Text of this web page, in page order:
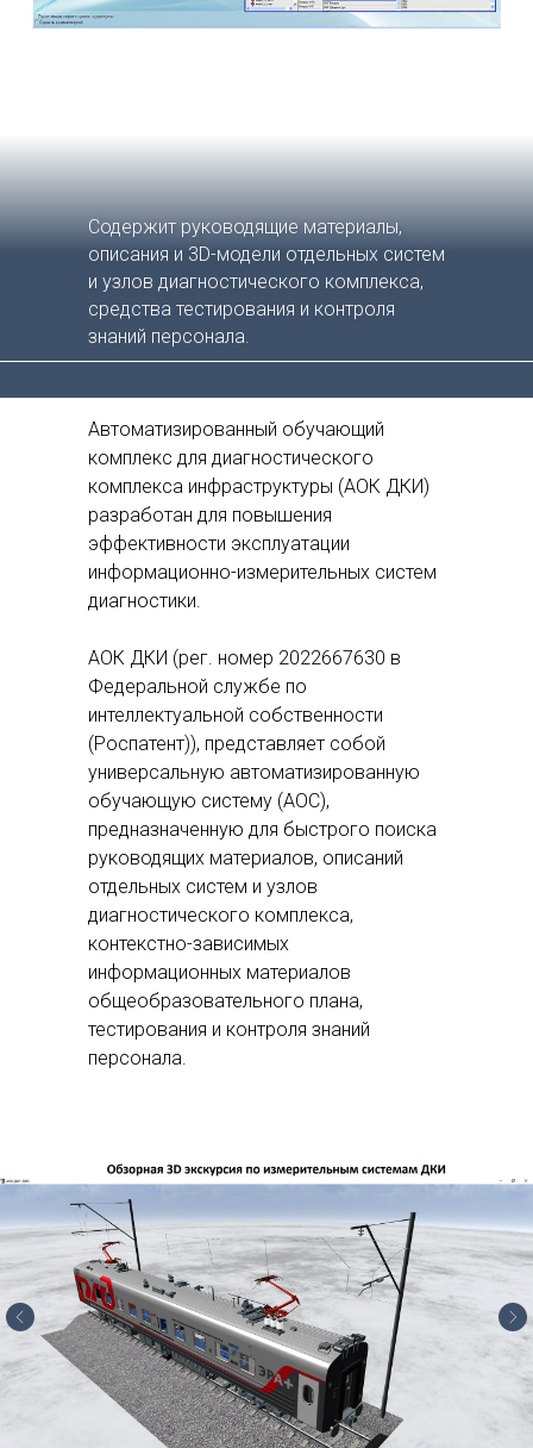
Содержит руководящие материалы,
описания и 3D-модели отдельных систем
и узлов диагностического комплекса,
средства тестирования и контроля
знаний персонала.
Автоматизированный обучающий
комплекс для диагностического
комплекса инфраструктуры (АОК ДКИ)
разработан для повышения
эффективности эксплуатации
информационно-измерительных систем
диагностики.
АОК ДКИ (рег. номер 2022667630 в
Федеральной службе по
интеллектуальной собственности
(Роспатент)), представляет собой
универсальную автоматизированную
обучающую систему (АОС),
предназначенную для быстрого поиска
руководящих материалов, описаний
отдельных систем и узлов
диагностического комплекса,
контекстно-зависимых
информационных материалов
общеобразовательного плана,
тестирования и контроля знаний
персонала.